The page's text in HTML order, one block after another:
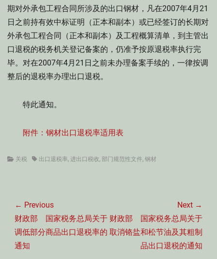
期对外承包工程合同所涉及的出口钢材，凡在2007年4月21
日之前持有效中标证明（正本和副本）或已经签订的长期对
外承包工程合同（正本和副本）及工程概算清单，到主管出
口退税的税务机关登记备案的，仍准予按原退税率执行完
毕。对在2007年4月21日之前未办理备案手续的，一律按调
整后的退税率办理出口退税。
特此通知。
附件：钢材出口退税率适用表
Categories
关税 Tags出口退税率, 进出口税收, 部门规范性文件, 钢材
章
导
航
← Previous
Previous
post:
财政部 国家税务总局关于
调低部分商品出口退税率的
通知
Next →
Next
post:
财政部 国家税务总局关于
取消铬盐和松节油及其粗制
品出口退税的通知